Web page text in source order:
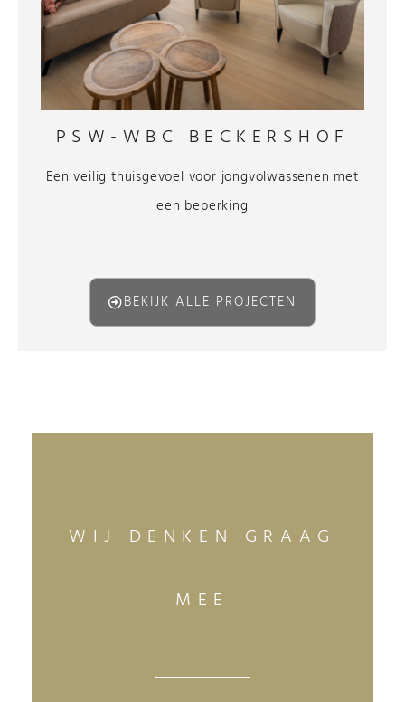
PSW-WBC BECKERSHOF
Een veilig thuisgevoel voor jongvolwassenen met
een beperking
BEKIJK ALLE PROJECTEN
WIJ DENKEN GRAAG
MEE